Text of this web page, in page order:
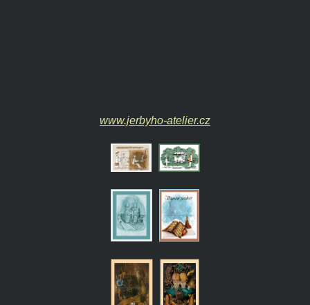
www.jerbyho-atelier.cz